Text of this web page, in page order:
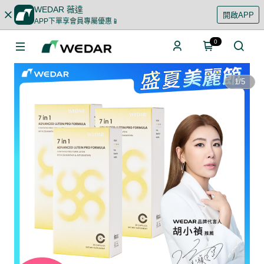
WEDAR 薇達
APP下單享會員專屬優惠📱
開啟APP
0
1/5